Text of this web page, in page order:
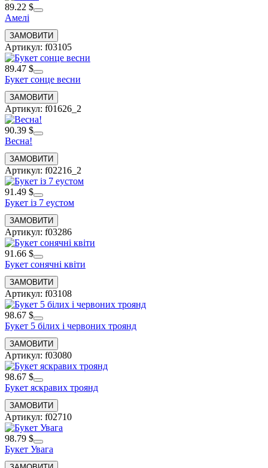
89.22 $
Амелі
Артикул: f03105
89.47 $
Букет сонце весни
Артикул: f01626_2
90.39 $
Весна!
Артикул: f02216_2
91.49 $
Букет із 7 еустом
Артикул: f03286
91.66 $
Букет сонячні квіти
Артикул: f03108
98.67 $
Букет 5 білих і червоних троянд
Артикул: f03080
98.67 $
Букет яскравих троянд
Артикул: f02710
98.79 $
Букет Увага